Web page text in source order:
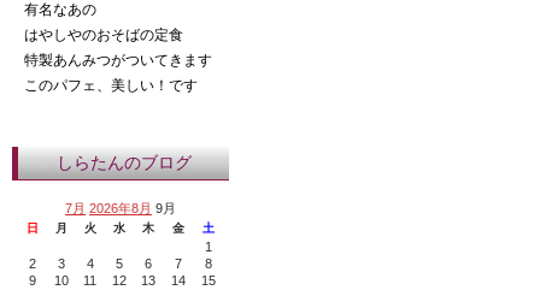
有名なあの
はやしやのおそばの定食
特製あんみつがついてきます
このパフェ、美しい！です
しらたんのブログ
7月 2026年8月 9月
日 月 火 水 木 金 土
1
2
3 4 5 6 7
8
9
10 11 12 13 14
15